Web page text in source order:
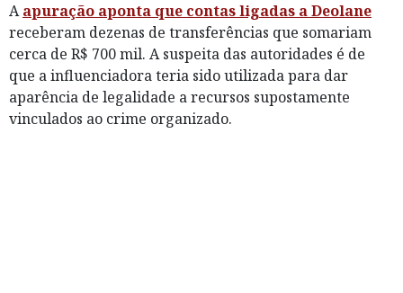
Aapuração aponta que contas ligadas a Deolane
receberam dezenas de transferências que somariam
cerca de R$ 700 mil. A suspeita das autoridades é de
que a influenciadora teria sido utilizada para dar
aparência de legalidade a recursos supostamente
vinculados ao crime organizado.